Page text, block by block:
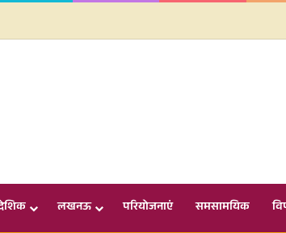
लखनऊ परियोजनाएं समसामयिक